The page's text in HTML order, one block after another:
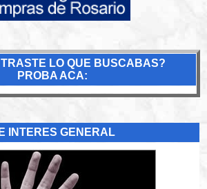
LO QUE BUSCABAS?
PROBA ACA:
INTERES GENERAL